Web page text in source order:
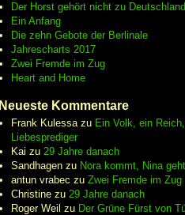
Der Horst gehört nicht zu Deutschland
Ein Anfang
Die zehn Gebote der Berlinale
Jahrescharts 2017
Zwei Fremde im Zug
Heart and Home
Neueste Kommentare
Frank Kulessazu Ein Volk, ein
Liebesprediger
Kai zu 29 Jahre danach
Sandhagenzu Nora kommt, Nina geht
antun vrabec zu Zwei Fremde im Zug
Christinezu 29 Jahre danach
Roger Weil zu Der Grüne Fürst von